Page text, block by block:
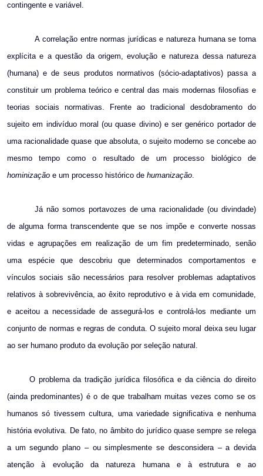
contingente e variável.
A correlação entre normas jurídicas e natureza humana se torna
explícita e a questão da origem, evolução e natureza dessa natureza
(humana) e de seus produtos normativos (sócio-adaptativos) passa a
constituir um problema teórico e central das mais modernas filosofias e
teorias sociais normativas. Frente ao tradicional desdobramento do
sujeito em indivíduo moral (ou quase divino) e ser genérico portador de
uma racionalidade quase que absoluta, o sujeito moderno se concebe ao
mesmo tempo como o resultado de um processo biológico de
hominização e um processo histórico de humanização.
Já não somos portavozes de uma racionalidade (ou divindade)
de alguma forma transcendente que se nos impõe e converte nossas
vidas e agrupações em realização de um fim predeterminado, senão
uma espécie que descobriu que determinados comportamentos e
vínculos sociais são necessários para resolver problemas adaptativos
relativos à sobrevivência, ao êxito reprodutivo e à vida em comunidade,
e aceitou a necessidade de assegurá-los e controlá-los mediante um
conjunto de normas e regras de conduta. O sujeito moral deixa seu lugar
ao ser humano produto da evolução por seleção natural.
O problema da tradição jurídica filosófica e da ciência do direito
(ainda predominantes) é o de que trabalham muitas vezes como se os
humanos só tivessem cultura, uma variedade significativa e nenhuma
história evolutiva. De fato, no âmbito do jurídico quase sempre se relega
a um segundo plano – ou simplesmente se desconsidera – a devida
atenção à evolução da natureza humana e à estrutura e ao